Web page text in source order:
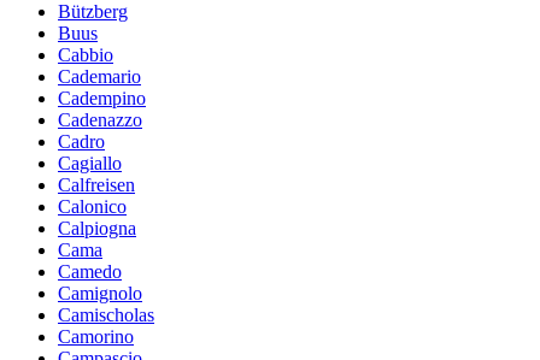
Bützberg
Buus
Cabbio
Cademario
Cadempino
Cadenazzo
Cadro
Cagiallo
Calfreisen
Calonico
Calpiogna
Cama
Camedo
Camignolo
Camischolas
Camorino